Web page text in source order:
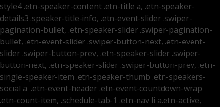
style4 .etn-speaker-content .etn-title a, .etn-speaker-
details3 .speaker-title-info, .etn-event-slider .swiper-
pagination-bullet, .etn-speaker-slider .swiper-pagination-
bullet, .etn-event-slider .swiper-button-next, .etn-event-
slider .swiper-button-prev, .etn-speaker-slider .swiper-
button-next, .etn-speaker-slider .swiper-button-prev, .etn-
single-speaker-item .etn-speaker-thumb .etn-speakers-
social a, .etn-event-header .etn-event-countdown-wrap
.etn-count-item, .schedule-tab-1 .etn-nav li a.etn-active,